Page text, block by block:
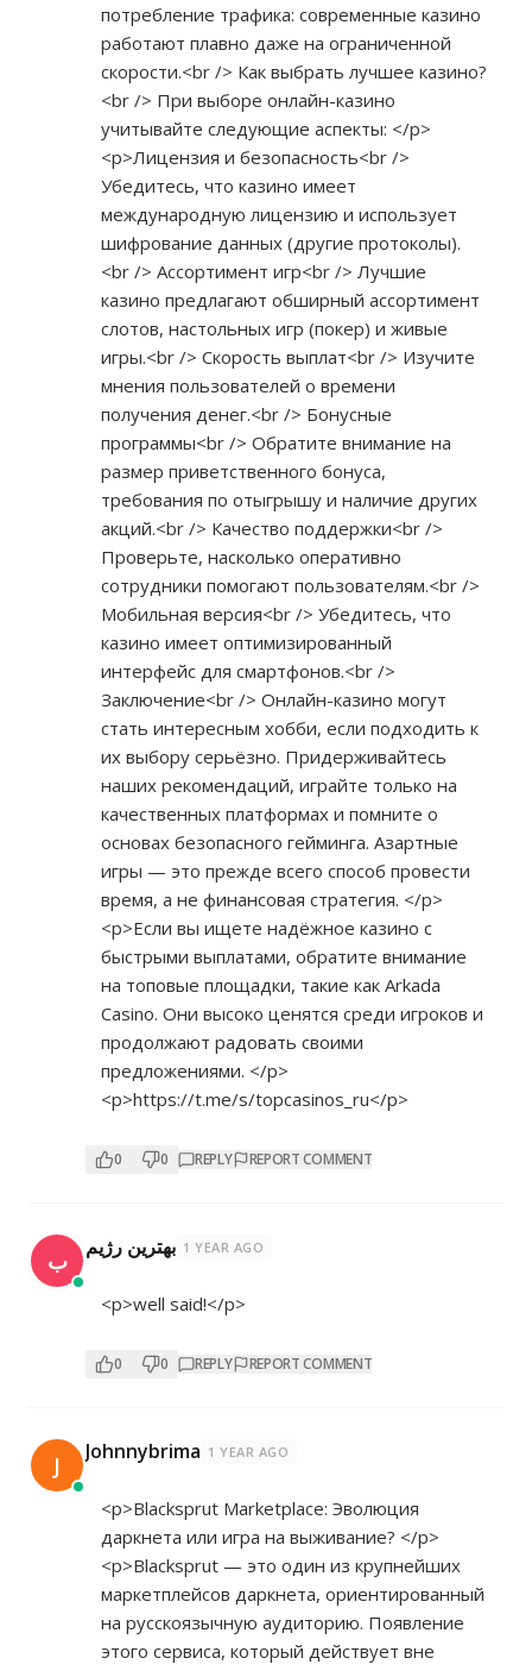
потребление трафика: современные казино
работают плавно даже на ограниченной
скорости.<br /> Как выбрать лучшее казино?
<br /> При выборе онлайн-казино
учитывайте следующие аспекты: </p>
<p>Лицензия и безопасность<br />
Убедитесь, что казино имеет
международную лицензию и использует
шифрование данных (другие протоколы).
<br /> Ассортимент игр<br /> Лучшие
казино предлагают обширный ассортимент
слотов, настольных игр (покер) и живые
игры.<br /> Скорость выплат<br /> Изучите
мнения пользователей о времени
получения денег.<br /> Бонусные
программы<br /> Обратите внимание на
размер приветственного бонуса,
требования по отыгрышу и наличие других
акций.<br /> Качество поддержки<br />
Проверьте, насколько оперативно
сотрудники помогают пользователям.<br />
Мобильная версия<br /> Убедитесь, что
казино имеет оптимизированный
интерфейс для смартфонов.<br />
Заключение<br /> Онлайн-казино могут
стать интересным хобби, если подходить к
их выбору серьёзно. Придерживайтесь
наших рекомендаций, играйте только на
качественных платформах и помните о
основах безопасного гейминга. Азартные
игры — это прежде всего способ провести
время, а не финансовая стратегия. </p>
<p>Если вы ищете надёжное казино с
быстрыми выплатами, обратите внимание
на топовые площадки, такие как Arkada
Casino. Они высоко ценятся среди игроков и
продолжают радовать своими
предложениями. </p>
<p>https://t.me/s/topcasinos_ru</p>
0 0 REPLY REPORT COMMENT
ب بهترین رژیم 1 YEAR AGO
<p>well said!</p>
0 0 REPLY REPORT COMMENT
J Johnnybrima 1 YEAR AGO
<p>Blacksprut Marketplace: Эволюция
даркнета или игра на выживание? </p>
<p>Blacksprut — это один из крупнейших
маркетплейсов даркнета, ориентированный
на русскоязычную аудиторию. Появление
этого сервиса, который действует вне